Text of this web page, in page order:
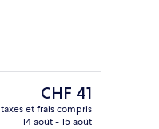
Le
prix
actuel
CHF 41
taxes et frais compris
14 août - 15 août